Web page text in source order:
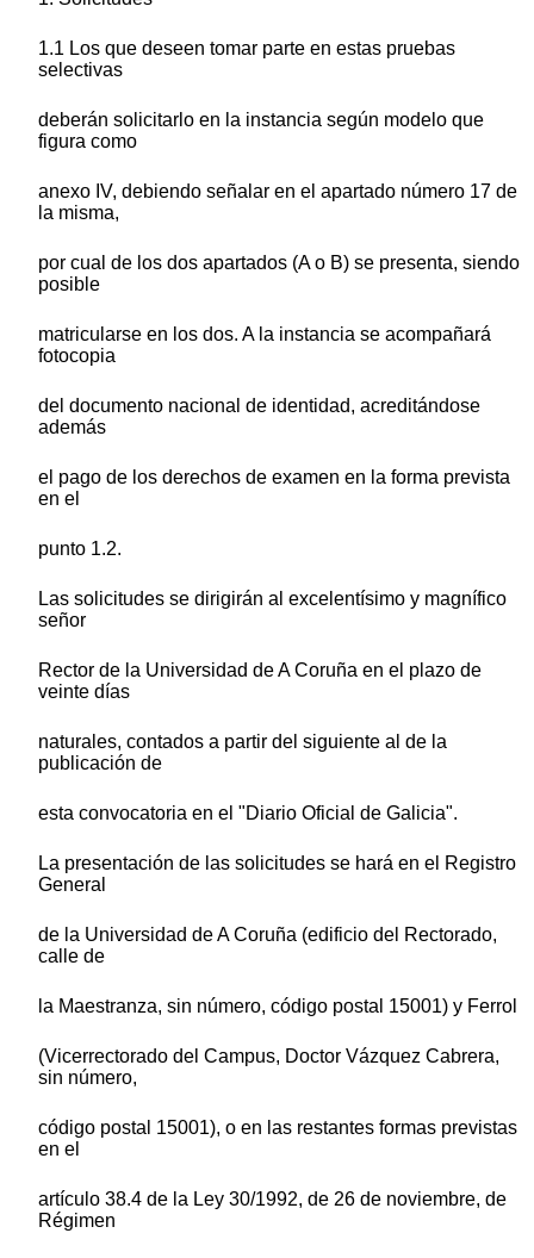
1.1 Los que deseen tomar parte en estas pruebas
selectivas
deberán solicitarlo en la instancia según modelo que
figura como
anexo IV, debiendo señalar en el apartado número 17 de
la misma,
por cual de los dos apartados (A o B) se presenta, siendo
posible
matricularse en los dos. A la instancia se acompañará
fotocopia
del documento nacional de identidad, acreditándose
además
el pago de los derechos de examen en la forma prevista
en el
punto 1.2.
Las solicitudes se dirigirán al excelentísimo y magnífico
señor
Rector de la Universidad de A Coruña en el plazo de
veinte días
naturales, contados a partir del siguiente al de la
publicación de
esta convocatoria en el "Diario Oficial de Galicia".
La presentación de las solicitudes se hará en el Registro
General
de la Universidad de A Coruña (edificio del Rectorado,
calle de
la Maestranza, sin número, código postal 15001) y Ferrol
(Vicerrectorado del Campus, Doctor Vázquez Cabrera,
sin número,
código postal 15001), o en las restantes formas previstas
en el
artículo 38.4 de la Ley 30/1992, de 26 de noviembre, de
Régimen